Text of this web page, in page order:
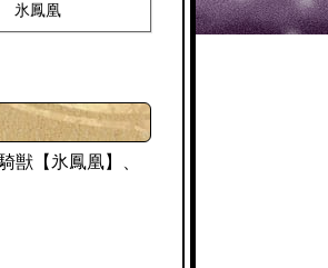
氷鳳凰
獣【氷鳳凰】、